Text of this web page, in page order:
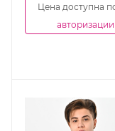
Цена доступна
авторизации